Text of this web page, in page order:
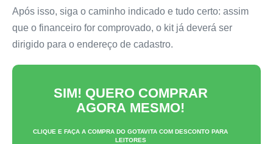
Após isso, siga o caminho indicado e tudo certo: assim
que o financeiro for comprovado, o kit já deverá ser
dirigido para o endereço de cadastro.
SIM! QUERO COMPRAR
AGORA MESMO!
CLIQUE E FAÇA A COMPRA DO GOTAVITA COM DESCONTO PARA
LEITORES